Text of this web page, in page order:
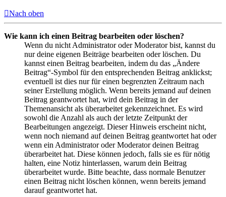
Nach oben
Wie kann ich einen Beitrag bearbeiten oder löschen?
Wenn du nicht Administrator oder Moderator bist, kannst du
nur deine eigenen Beiträge bearbeiten oder löschen. Du
kannst einen Beitrag bearbeiten, indem du das „Ändere
Beitrag“-Symbol für den entsprechenden Beitrag anklickst;
eventuell ist dies nur für einen begrenzten Zeitraum nach
seiner Erstellung möglich. Wenn bereits jemand auf deinen
Beitrag geantwortet hat, wird dein Beitrag in der
Themenansicht als überarbeitet gekennzeichnet. Es wird
sowohl die Anzahl als auch der letzte Zeitpunkt der
Bearbeitungen angezeigt. Dieser Hinweis erscheint nicht,
wenn noch niemand auf deinen Beitrag geantwortet hat oder
wenn ein Administrator oder Moderator deinen Beitrag
überarbeitet hat. Diese können jedoch, falls sie es für nötig
halten, eine Notiz hinterlassen, warum dein Beitrag
überarbeitet wurde. Bitte beachte, dass normale Benutzer
einen Beitrag nicht löschen können, wenn bereits jemand
darauf geantwortet hat.